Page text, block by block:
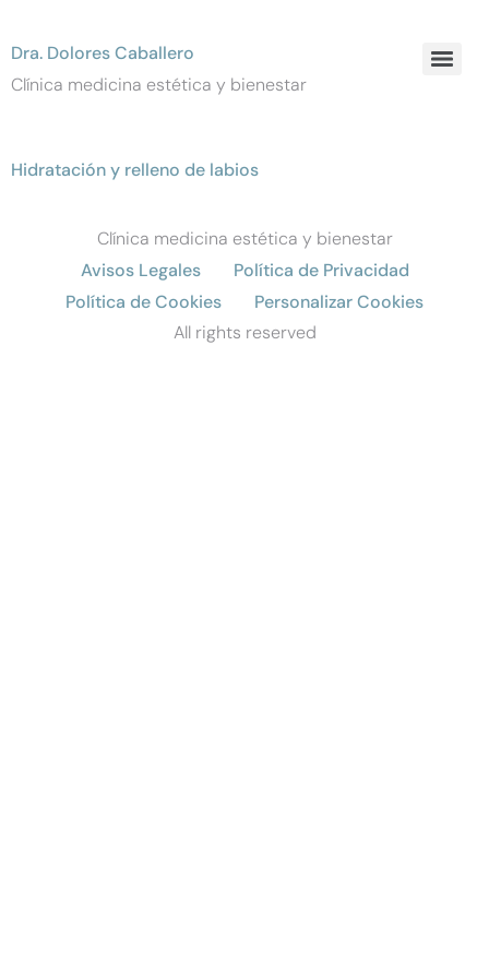
Dra. Dolores Caballero
Clínica medicina estética y bienestar
Hidratación y relleno de labios
Clínica medicina estética y bienestar
Avisos Legales
Política de Privacidad
Política de Cookies
Personalizar Cookies
All rights reserved